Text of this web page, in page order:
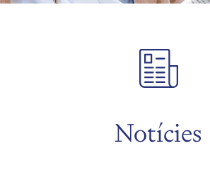
Notícies